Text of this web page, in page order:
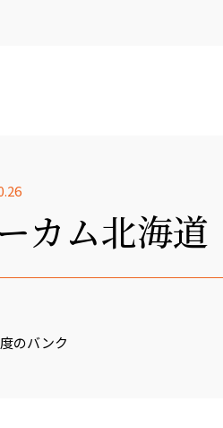
カム北海道
のバンク